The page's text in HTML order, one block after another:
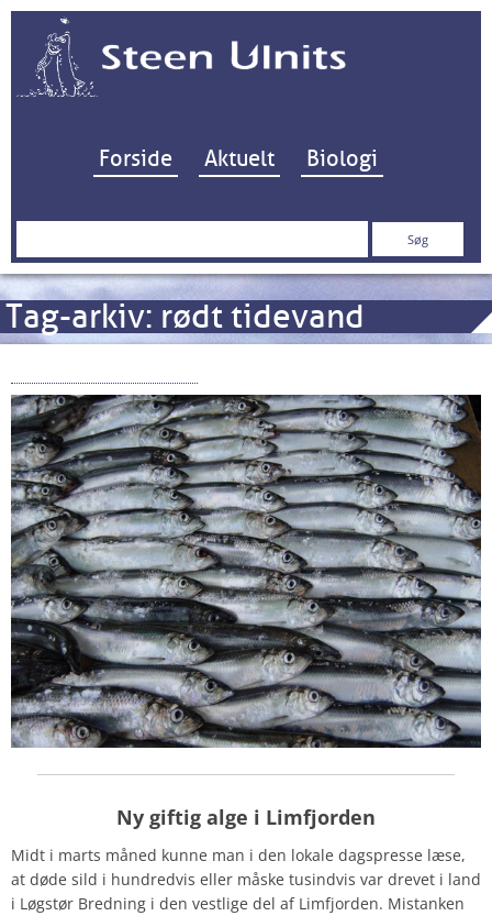
Hop til indhold
Forside Aktuelt Biologi
Søg
Tag-arkiv: rødt tidevand
Ny giftig alge i Limfjorden
Midt i marts måned kunne man i den lokale dagspresse læse,
at døde sild i hundredvis eller måske tusindvis var drevet i land
i Løgstør Bredning i den vestlige del af Limfjorden. Mistanken